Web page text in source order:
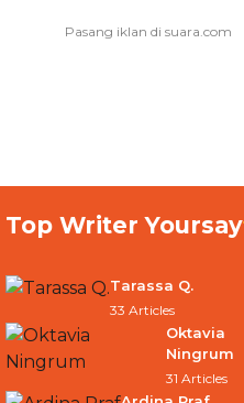
Top Writer Yoursay
Tarassa Q.
33 Articles
Oktavia
Ningrum
31 Articles